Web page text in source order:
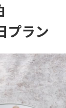
プラン